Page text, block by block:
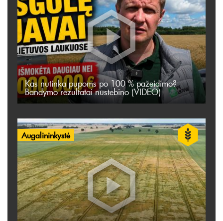
Kas nutinka pupoms po 100 % pažeidimo?
Bandymo rezultatai nustebino (VIDEO)
Augalininkystė